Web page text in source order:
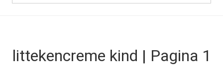
littekencreme kind | Pagina 1